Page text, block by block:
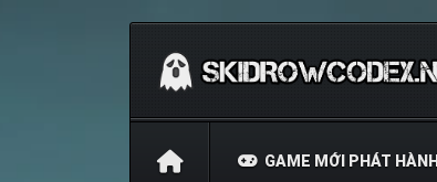
GAME MỚI PHÁT HÀNH